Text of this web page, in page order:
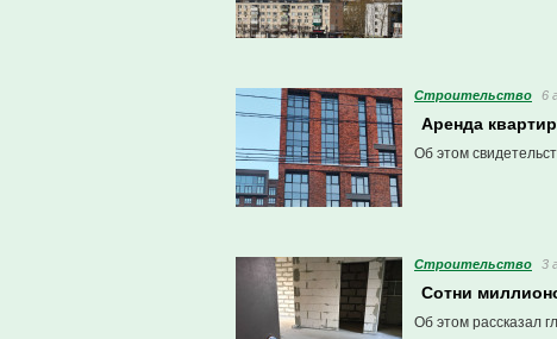
Строительство 6
Аренда
Об этом
Строительство 3
Сотни
Об этом рассказал